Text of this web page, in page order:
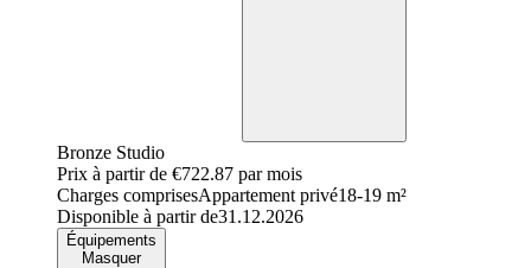
Bronze Studio
Prix à partir de €722.87 par mois
Charges comprisesAppartement privé18-19 m²
Disponible à partir de31.12.2026
Équipements
Masquer